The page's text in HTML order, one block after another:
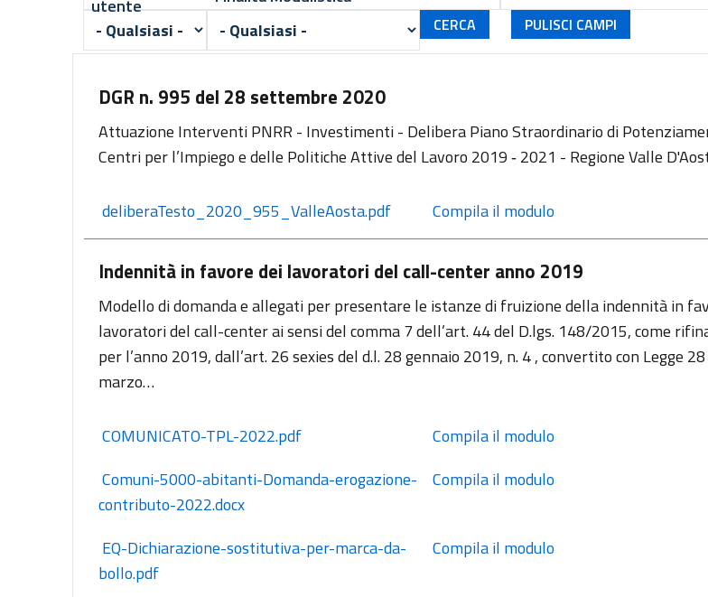
utente
DGR n. 995 del 28 settembre 2020
Attuazione Interventi PNRR - Investimenti - Delibera Piano Straordinario di
Centri per l’Impiego e delle Politiche Attive del Lavoro 2019 ‐ 2021 - Regione Valle
deliberaTesto_2020_955_ValleAosta.pdf Compila il modulo
Indennità in favore dei lavoratori del call-center anno 2019
Modello di domanda e allegati per presentare le istanze di fruizione della indennità in
lavoratori del call-center ai sensi del comma 7 dell’art. 44 del D.lgs. 148/2015, come
per l’anno 2019, dall’art. 26 sexies del d.l. 28 gennaio 2019, n. 4 , convertito con Legge 28
marzo…
COMUNICATO-TPL-2022.pdf
Compila il modulo
contributo-2022.docx
Compila il modulo
bollo.pdf
Compila il modulo